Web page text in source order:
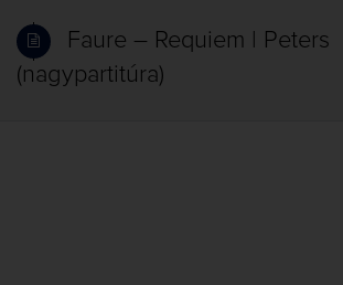
Faure – Requiem | Peters
(nagypartitúra)